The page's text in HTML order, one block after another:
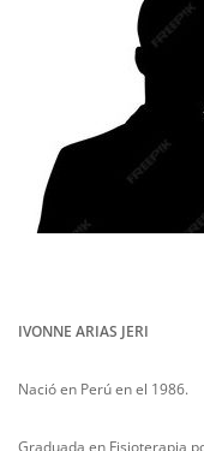
IVONNE ARIAS JERI
Nació en Perú en el 1986.